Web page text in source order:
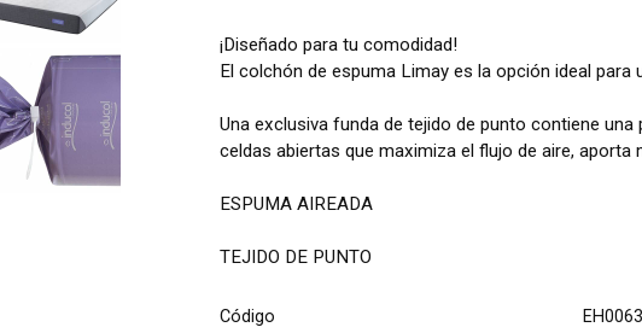
¡Diseñado para tu comodidad!
El colchón de espuma Limay es la opción ideal
Una exclusiva funda de tejido de punto contiene
celdas abiertas que maximiza el flujo de aire,
ESPUMA AIREADA
TEJIDO DE PUNTO
Código